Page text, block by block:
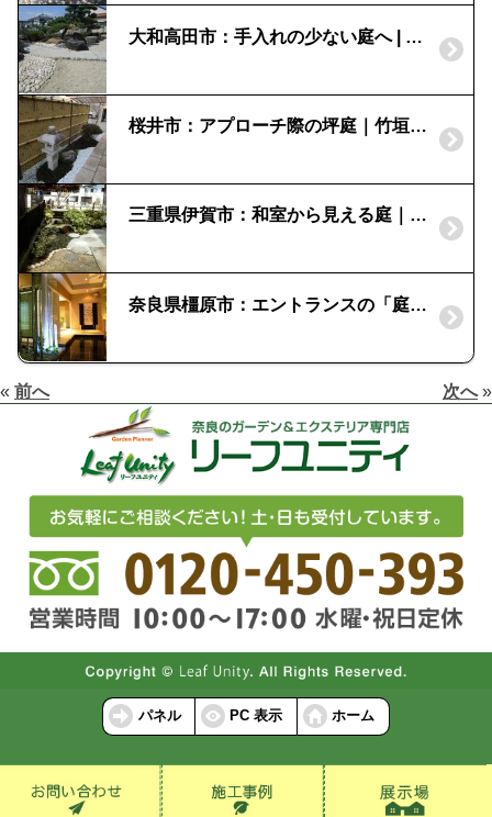
大和高田市：手入れの少ない庭へ | 和風のお庭
桜井市：アプローチ際の坪庭｜竹垣と織部灯篭
三重県伊賀市：和室から見える庭｜季節の花を楽しめる空間
奈良県橿原市：エントランスの「庭」｜お客様をもてなす光の演出
« 前へ 次へ»
パネル PC 表示 ホーム